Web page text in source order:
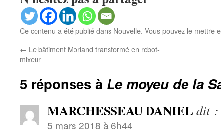
Ce contenu a été publié dans Nouvelle. Vous pouvez le mettre
← Le bâtiment Morland transformé en robot-
mixeur
5 réponses à Le moyeu de la
MARCHESSEAU DANIELdit :
5 mars 2018 à 6h44